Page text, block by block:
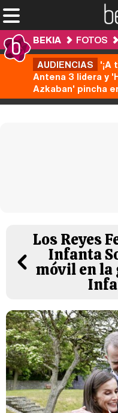
BEKIA FOTOS
AUDIENCIAS '¡A
Antena 3 lidera y
Azkaban' pincha
Los Reyes
Infanta
móvil en la